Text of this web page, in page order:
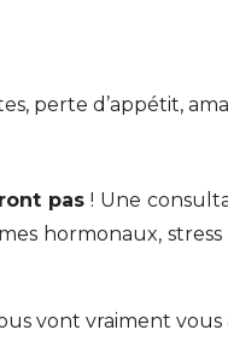
perte d’appétit,
pas ! Une
hormonaux,
vont vraiment vous